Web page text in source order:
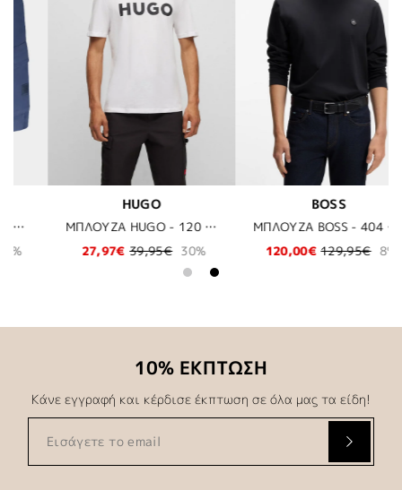
ΜΠΛΟΥΖΑ HUGO - 120 ΛΕΥΚΟ
BOSS
ΜΠΛΟΥΖΑ BOSS - 404 ΜΠΛΕ
120,00€ 129,95€ 8%
BOSS
ΜΠΛΟΥΖΑ POLO BOSS - 694 ΚΟΚΚΙΝΟ
62,97€ 89,95€ 30%
10% ΕΚΠΤΩΣΗ
Κάνε εγγραφή και κέρδισε έκπτωση σε όλα μας τα είδη!